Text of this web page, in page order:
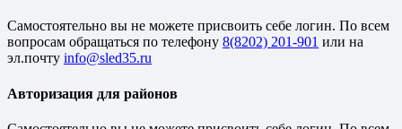
Cамостоятельно вы не можете присвоить себе логин. По всем
вопросам обращаться по телефону 8(8202) 201-901 или на
эл.почту
Авторизация для районов